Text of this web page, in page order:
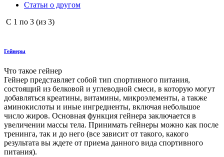
Статьи о другом
С 1 по 3 (из 3)
Гейнеры
Что такое гейнер
Гейнер представляет собой тип спортивного питания,
состоящий из белковой и углеводной смеси, в которую могут
добавляться креатины, витамины, микроэлементы, а также
аминокислоты и иные ингредиенты, включая небольшое
число жиров. Основная функция гейнера заключается в
увеличении массы тела. Принимать гейнеры можно как после
тренинга, так и до него (все зависит от такого, какого
результата вы ждете от приема данного вида спортивного
питания).